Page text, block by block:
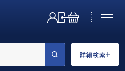
詳細検索